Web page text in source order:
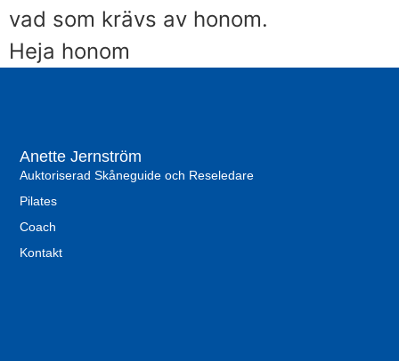
vad som krävs av honom.
Heja honom
Anette Jernström
Auktoriserad Skåneguide och Reseledare
Pilates
Coach
Kontakt